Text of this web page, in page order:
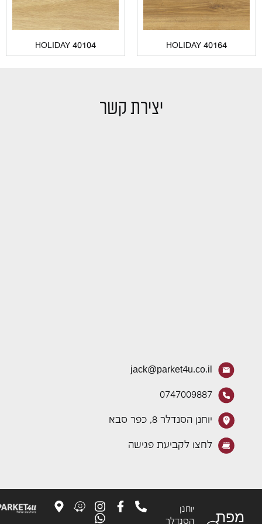
HOLIDAY 40164
HOLIDAY 40104
יצירת קשר
jack@parket4u.co.il
0747009887
יוחנן הסנדלר 8, כפר סבא
לחצו לקביעת פגישה
הסנדלר